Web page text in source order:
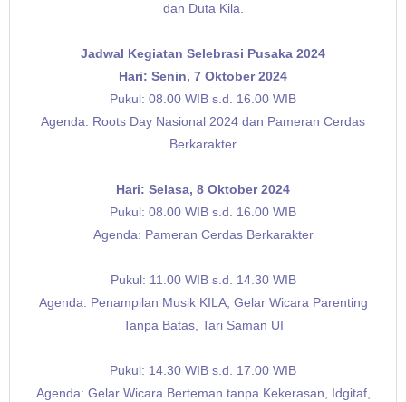
dan Duta Kila.
Jadwal Kegiatan Selebrasi Pusaka 2024
Hari: Senin, 7 Oktober 2024
Pukul: 08.00 WIB s.d. 16.00 WIB
Agenda: Roots Day Nasional 2024 dan Pameran Cerdas
Berkarakter
Hari: Selasa, 8 Oktober 2024
Pukul: 08.00 WIB s.d. 16.00 WIB
Agenda: Pameran Cerdas Berkarakter
Pukul: 11.00 WIB s.d. 14.30 WIB
Agenda: Penampilan Musik KILA, Gelar Wicara Parenting
Tanpa Batas, Tari Saman UI
Pukul: 14.30 WIB s.d. 17.00 WIB
Agenda: Gelar Wicara Berteman tanpa Kekerasan, Idgitaf,